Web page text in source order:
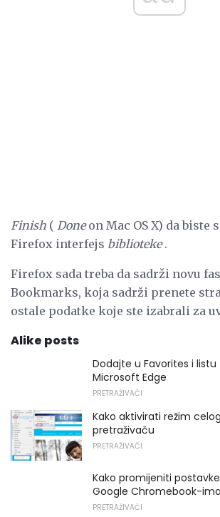
Finish ( Doneon Mac OS X) da biste
Firefox interfejs biblioteke.
Firefox sada treba da sadrži novu
Bookmarks, koja sadrži prenete
ostale podatke koje ste izabrali za
Alike posts
Dodajte u Favorites i
Microsoft Edge
PRETRAŽIVAČI
Kako aktivirati režim
pretraživaču
PRETRAŽIVAČI
Kako promijeniti
Google Chromebook-ima
PRETRAŽIVAČI